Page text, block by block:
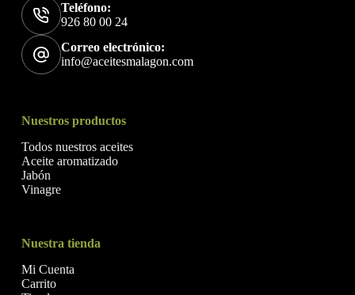
Teléfono:
926 80 00 24
Correo electrónico:
info@aceitesmalagon.com
Nuestros productos
Todos nuestros aceites
Aceite aromatizado
Jabón
Vinagre
Nuestra tienda
Mi Cuenta
Carrito